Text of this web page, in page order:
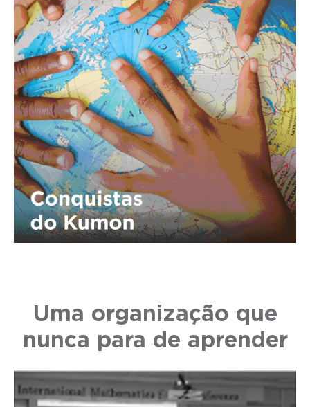
Uma organização que
nunca para de aprender